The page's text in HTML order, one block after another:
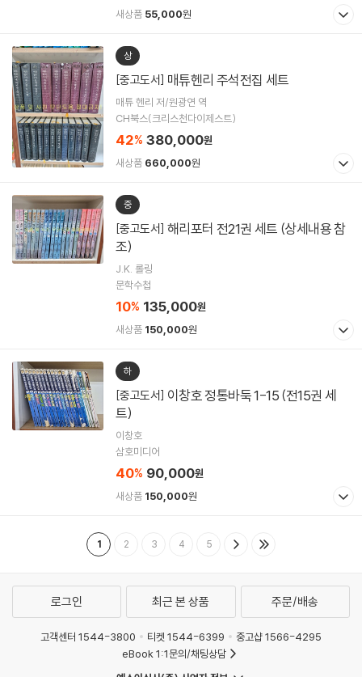
새상품 55,000원
상
[중고도서] 매튜헨리 주석전집 세트
매튜 헨리 저/원광연 역
CH북스(크리스천다이제스트)
42% 380,000원
새상품 660,000원
중
[중고도서]
조)
J.K. 롤링
문학수첩
10% 135,000원
새상품 150,000원
하
[중고도서]
트)
이창호
삼호미디어
40% 90,000원
새상품 150,000원
1 2 3 4 5
로그인 최근 본 상품 주문/배송
고객센터 1544-3800 티켓 1544-6399
중고샵 1566-4295
eBook 1:1문의/채팅상담